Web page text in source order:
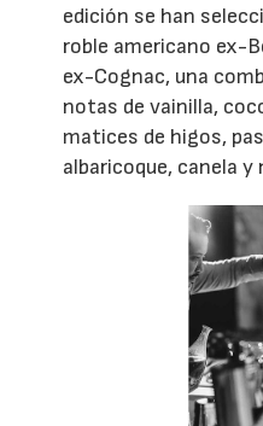
edición se han
roble americano ex-
ex-Cognac, una
notas de vainilla,
matices de higos,
albaricoque, canela y